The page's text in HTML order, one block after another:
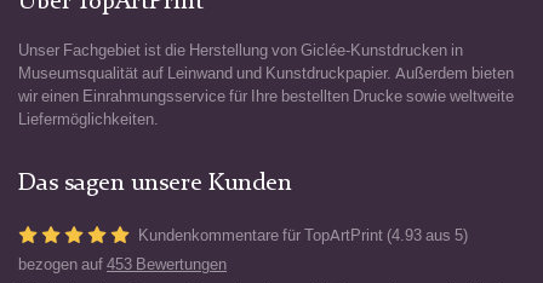
Unser Fachgebiet ist die Herstellung von Giclée-Kunstdrucken in
Museumsqualität auf Leinwand und Kunstdruckpapier. Außerdem bieten
wir einen Einrahmungsservice für Ihre bestellten Drucke sowie weltweite
Liefermöglichkeiten.
Das sagen unsere Kunden
Kundenkommentare für TopArtPrint (4.93 aus 5)
bezogen auf 453 Bewertungen